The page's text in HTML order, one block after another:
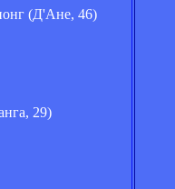
(Д'Ане, 46)
29)